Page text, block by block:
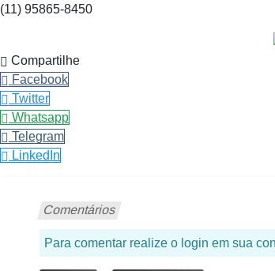
(11) 95865-8450
Compartilhe
Facebook
Twitter
Whatsapp
Telegram
LinkedIn
Comentários
Para comentar realize o login em sua